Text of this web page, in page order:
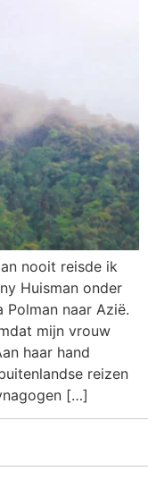
nooit reisde ik
Huisman onder
naar Azië.
mijn vrouw
haar hand
reizen
[…]